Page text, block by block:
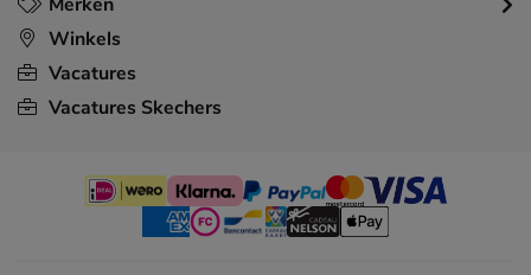
Winkels
Vacatures
Vacatures Skechers